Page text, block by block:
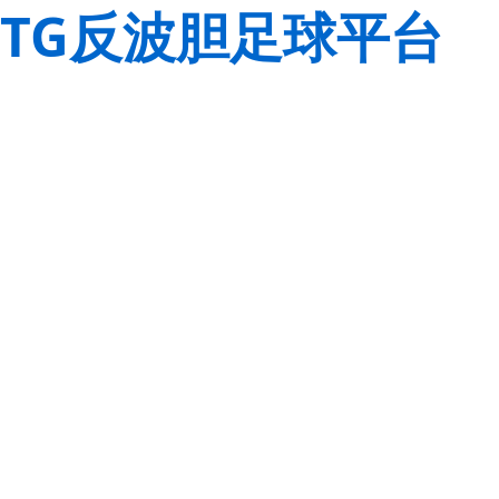
TG反波胆足球平台